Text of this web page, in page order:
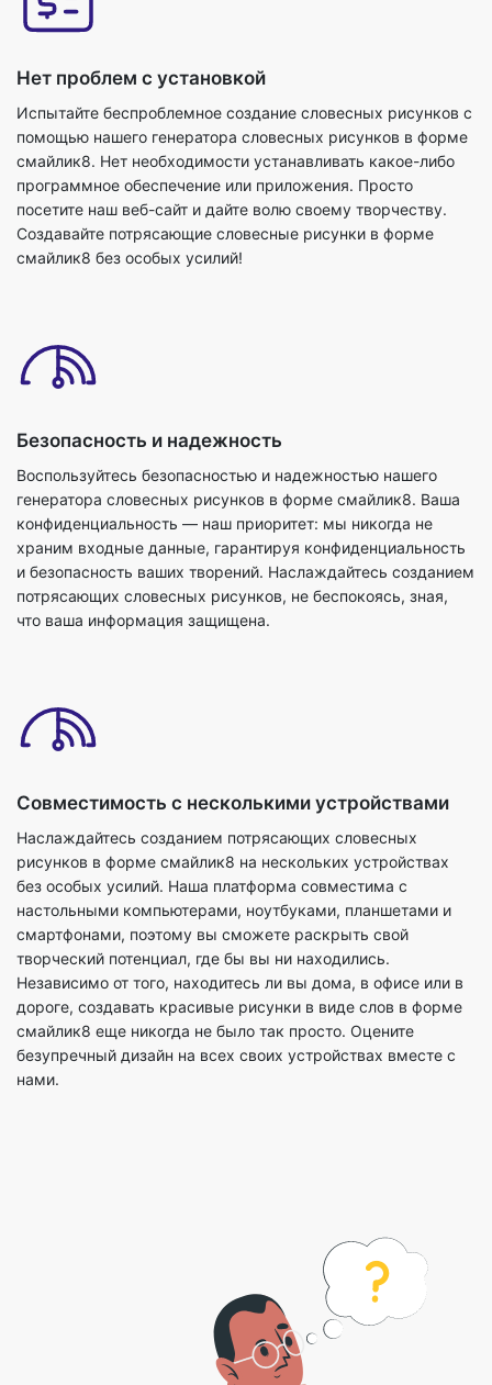
Нет проблем с установкой
Испытайте беспроблемное создание словесных рисунков с
помощью нашего генератора словесных рисунков в форме
смайлик8. Нет необходимости устанавливать какое-либо
программное обеспечение или приложения. Просто
посетите наш веб-сайт и дайте волю своему творчеству.
Создавайте потрясающие словесные рисунки в форме
смайлик8 без особых усилий!
Безопасность и надежность
Воспользуйтесь безопасностью и надежностью нашего
генератора словесных рисунков в форме смайлик8. Ваша
конфиденциальность — наш приоритет: мы никогда не
храним входные данные, гарантируя конфиденциальность
и безопасность ваших творений. Наслаждайтесь созданием
потрясающих словесных рисунков, не беспокоясь, зная,
что ваша информация защищена.
Совместимость с несколькими устройствами
Наслаждайтесь созданием потрясающих словесных
рисунков в форме смайлик8 на нескольких устройствах
без особых усилий. Наша платформа совместима с
настольными компьютерами, ноутбуками, планшетами и
смартфонами, поэтому вы сможете раскрыть свой
творческий потенциал, где бы вы ни находились.
Независимо от того, находитесь ли вы дома, в офисе или в
дороге, создавать красивые рисунки в виде слов в форме
смайлик8 еще никогда не было так просто. Оцените
безупречный дизайн на всех своих устройствах вместе с
нами.